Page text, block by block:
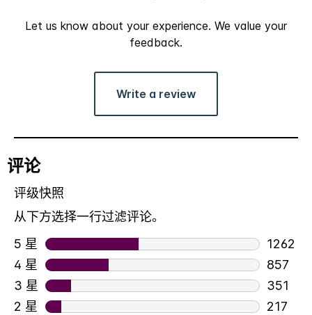
Let us know about your experience. We value your
feedback.
Write a review